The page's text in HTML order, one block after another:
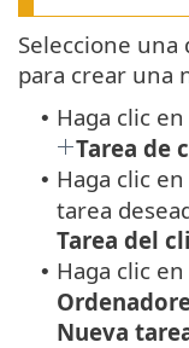
Seleccione una
para crear una
• Haga clic en
Tarea de
• Haga clic en
tarea
Tarea del
• Haga clic
Nueva